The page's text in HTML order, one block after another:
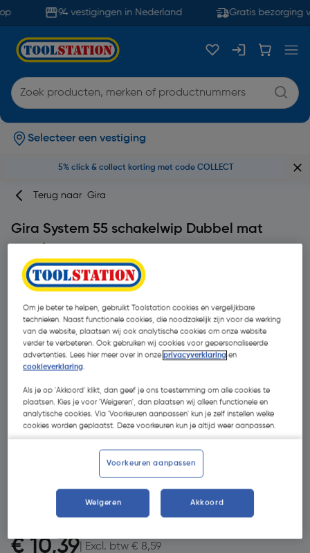
94 vestigingen in Nederland Gratis bezorging
Selecteer een vestiging
5% click & collect korting met code COLLECT
Terug naar Gira
Gira System 55 schakelwip Dubbel mat
zwart
MerkGira Productcode: 60982
€ 10,39 | Excl. btw € 8,59
Om je beter te helpen, gebruikt Toolstation cookies en vergelijkbare
technieken. Naast functionele cookies, die noodzakelijk zijn voor de werking
van de website, plaatsen wij ook analytische cookies om onze website
verder te verbeteren. Ook gebruiken wij cookies voor gepersonaliseerde
advertenties. Lees hier meer over in onzeprivacyverklaring en
cookieverklaring.
Als je op 'Akkoord' klikt, dan geef je ons toestemming om alle cookies te
plaatsen. Kies je voor 'Weigeren', dan plaatsen wij alleen functionele en
analytische cookies. Via 'Voorkeuren aanpassen' kun je zelf instellen welke
cookies worden geplaatst. Deze voorkeuren kun je altijd weer aanpassen.
Voorkeuren aanpassen
Weigeren Akkoord